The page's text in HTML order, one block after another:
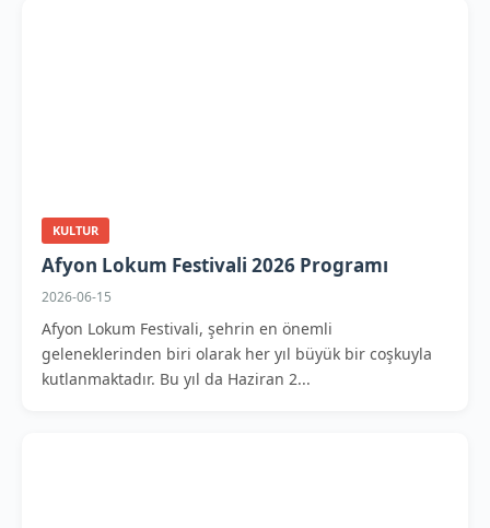
KULTUR
Afyon Lokum Festivali 2026 Programı
2026-06-15
Afyon Lokum Festivali, şehrin en önemli
geleneklerinden biri olarak her yıl büyük bir coşkuyla
kutlanmaktadır. Bu yıl da Haziran 2...